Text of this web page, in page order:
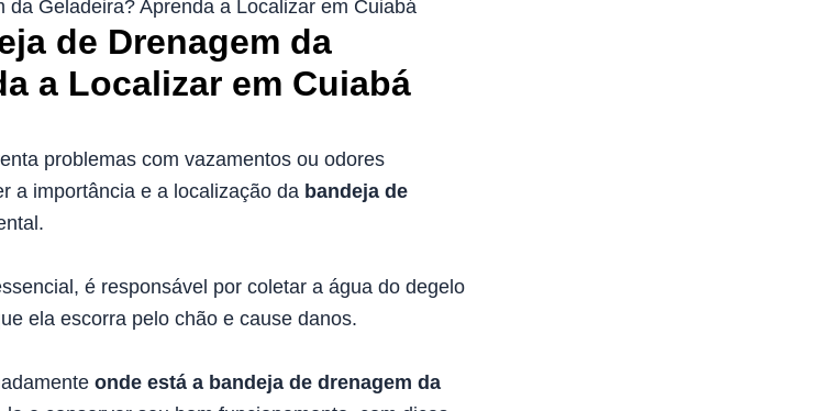
Geladeira? Aprenda a Localizar em Cuiabá
de Drenagem da
a Localizar em Cuiabá
problemas com vazamentos ou odores
a importância e a localização da bandeja de
é responsável por coletar a água do degelo
ela escorra pelo chão e cause danos.
onde está a bandeja de drenagem da